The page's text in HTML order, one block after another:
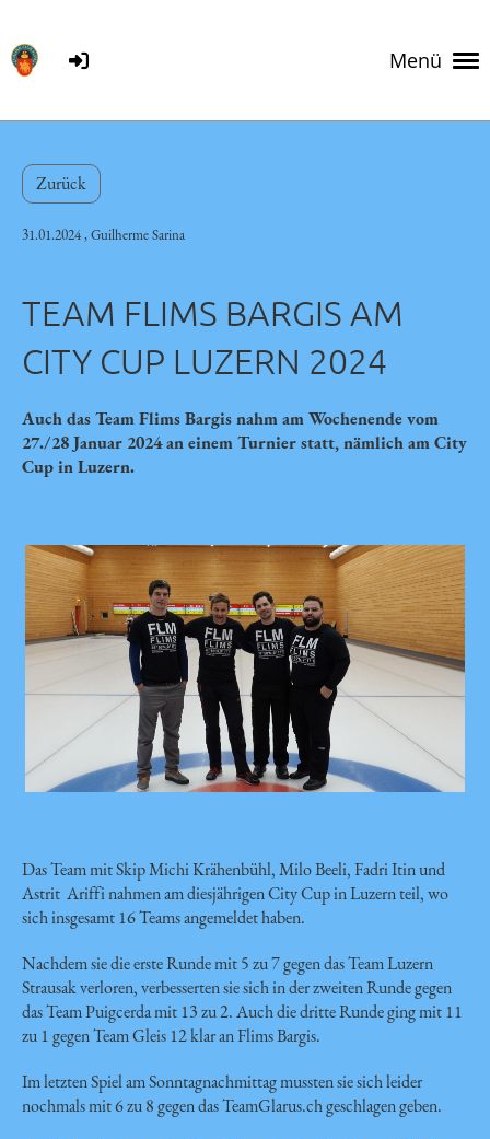
Menü
Zurück
31.01.2024, Guilherme Sarina
TEAM FLIMS BARGIS AM
CITY CUP LUZERN 2024
Auch das Team Flims Bargis nahm am Wochenende vom
27./28 Januar 2024 an einem Turnier statt, nämlich am City
Cup in Luzern.
Das Team mit Skip Michi Krähenbühl, Milo Beeli, Fadri Itin und
Astrit Ariffi nahmen am diesjährigen City Cup in Luzern teil, wo
sich insgesamt 16 Teams angemeldet haben.
Nachdem sie die erste Runde mit 5 zu 7 gegen das Team Luzern
Strausak verloren, verbesserten sie sich in der zweiten Runde gegen
das Team Puigcerda mit 13 zu 2. Auch die dritte Runde ging mit 11
zu 1 gegen Team Gleis 12 klar an Flims Bargis.
Im letzten Spiel am Sonntagnachmittag mussten sie sich leider
nochmals mit 6 zu 8 gegen das TeamGlarus.ch geschlagen geben.